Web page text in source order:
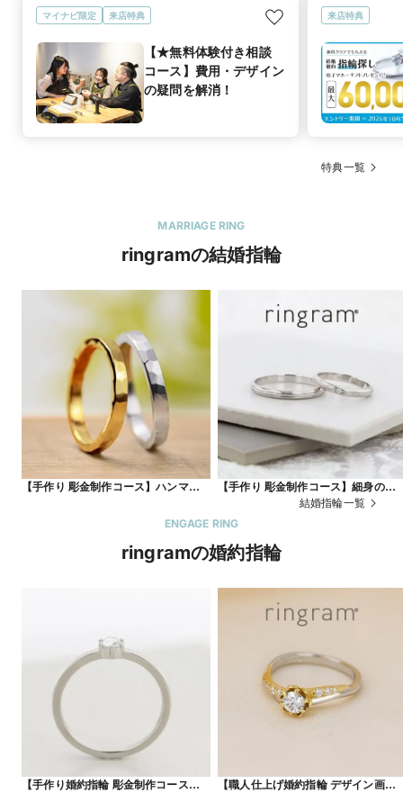
マイナビ限定 来店特典
【★無料体験付き相談
コース】費用・デザイン
の疑問を解消！
来店特典
特典一覧
MARRIAGE RING
ringramの結婚指輪
【手作り 彫金制作コース】ハンマー模
【手作り 彫金制作コース】細身のリ
グにローレット加工でアクセントを
結婚指輪一覧
ENGAGE RING
ringramの婚約指輪
【手作り婚約指輪 彫金制作コース】ダ
【職人仕上げ婚約指輪 デザイン画コ